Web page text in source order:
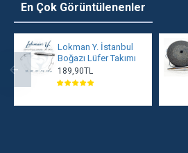
En Çok Görüntülenenler
Lokman Y. İstanbul
Boğazı Lüfer Takımı
189,90TL